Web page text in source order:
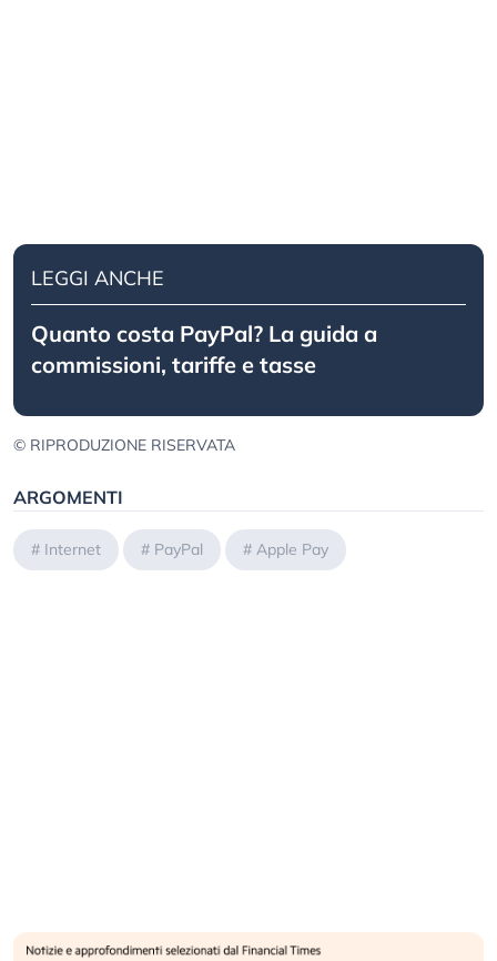
LEGGI ANCHE
Quanto costa PayPal? La guida a
commissioni, tariffe e tasse
© RIPRODUZIONE RISERVATA
ARGOMENTI
# Internet # PayPal # Apple Pay